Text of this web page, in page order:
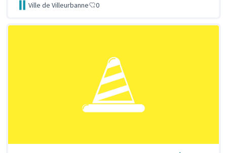
Ville de Villeurbanne 0